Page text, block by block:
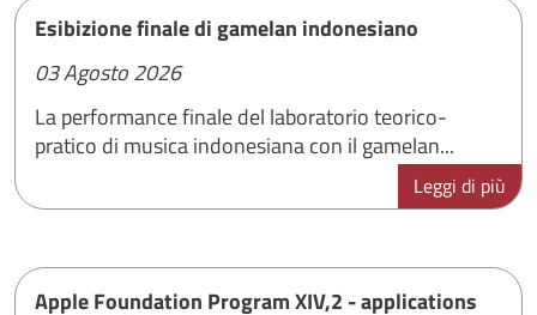
Esibizione finale di gamelan indonesiano
03 Agosto 2026
La performance finale del laboratorio teorico-
pratico di musica indonesiana con il gamelan...
Leggi di più
Apple Foundation Program XIV,2 - applications